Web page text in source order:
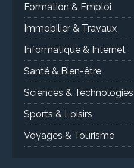
Formation & Emploi
Immobilier & Travaux
Informatique & Internet
Santé & Bien-être
Sciences & Technologies
Sports & Loisirs
Voyages & Tourisme